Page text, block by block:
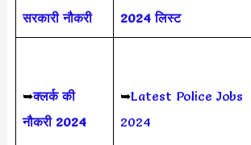
सरकारी नौकरी
2024 लिस्ट
➥क्लर्क की
नौकरी 2024
➥Latest Police Jobs
2024